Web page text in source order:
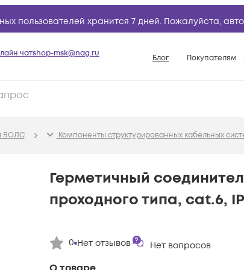
пользователей хранится 7 дней. Пожалуйста,
чатshop-msk@nag.ru Блог Покупателям
Условия
Возврат
Вопросы и
Конфигураторы
ВОЛС Компоненты структурированных кабельных
Герметичный
проходного типа, cat.6,
0 Нет отзывов Нет вопросов